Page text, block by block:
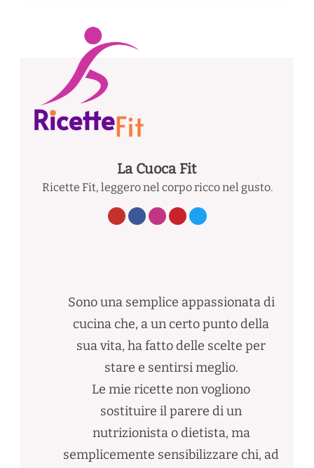
La Cuoca Fit
Ricette Fit, leggero nel corpo ricco nel gusto.
Sono una semplice appassionata di
cucina che, a un certo punto della
sua vita, ha fatto delle scelte per
stare e sentirsi meglio.
Le mie ricette non vogliono
sostituire il parere di un
nutrizionista o dietista, ma
semplicemente sensibilizzare chi, ad